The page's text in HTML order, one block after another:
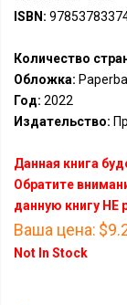
ISBN:
Количество
Обложка:
Год: 2022
Издательство:
Данная книга
Обратите
данную книгу НЕ
Ваша цена:
Not In Stock